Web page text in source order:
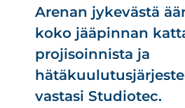
Arenan jykevästä
koko jääpinnan
projisoinnista ja
vastasi Studiotec.